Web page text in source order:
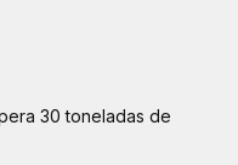
30 toneladas de